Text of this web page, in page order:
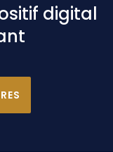
digital